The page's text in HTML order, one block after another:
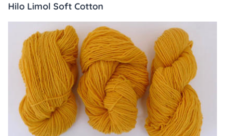
Hilo Limol Soft Cotton